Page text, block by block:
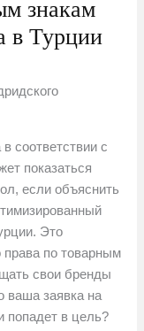
знакам
в Турции
соответствии с
показаться
если объяснить
Это
права по товарным
свои бренды
ваша заявка на
попадет в цель?